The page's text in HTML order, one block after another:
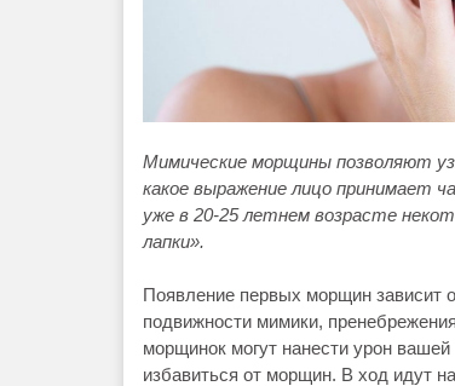
Мимические морщины позволяют
какое выражение лицо принимает
уже в 20-25 летнем возрасте
лапки».
Появление первых морщин зависит
подвижности мимики,
морщинок могут нанести урон
избавиться от морщин. В ход идут